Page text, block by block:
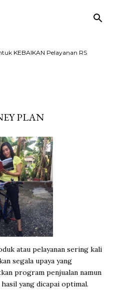
KEBAIKAN Pelayanan RS
PLAN
atau pelayanan sering kali
segala upaya yang
program penjualan namun
yang dicapai optimal.